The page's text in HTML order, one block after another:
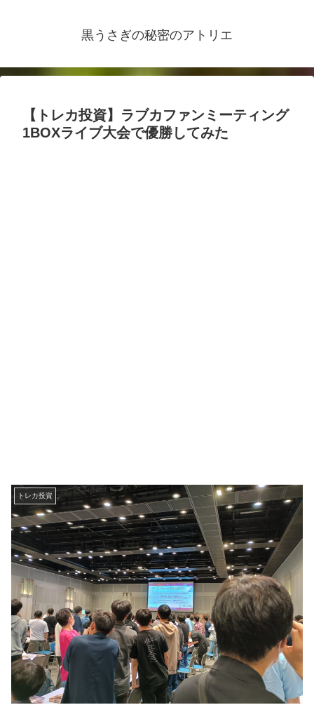
黒うさぎの秘密のアトリエ
【トレカ投資】ラブカファンミーティング
1BOXライブ大会で優勝してみた
トレカ投資